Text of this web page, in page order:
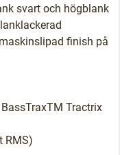
svart och högblank
finish på
Tractrix
RMS)